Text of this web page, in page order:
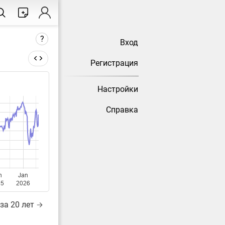
Вход
Регистрация
Настройки
Справка
?
Jan
2026
20 лет